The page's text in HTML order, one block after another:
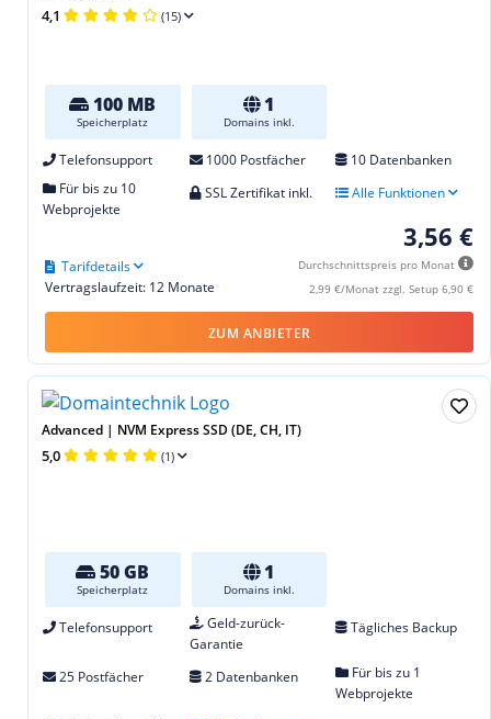
4,1 (15)
100 MB
Speicherplatz
1
Domains inkl.
Telefonsupport 1000 Postfächer
10 Datenbanken
Für bis zu 10
Webprojekte
SSL Zertifikat inkl. Alle Funktionen
3,56 €
Durchschnittspreis pro Monat
2,99 €/Monat zzgl. Setup 6,90 €
Vertragslaufzeit: 12 Monate
Tarifdetails
ZUM ANBIETER
Advanced | NVM Express SSD (DE, CH, IT)
5,0 (1)
50 GB
Speicherplatz
1
Domains inkl.
Telefonsupport
Geld-zurück-
Garantie
Tägliches Backup
25 Postfächer 2 Datenbanken
Für bis zu 1
Webprojekte